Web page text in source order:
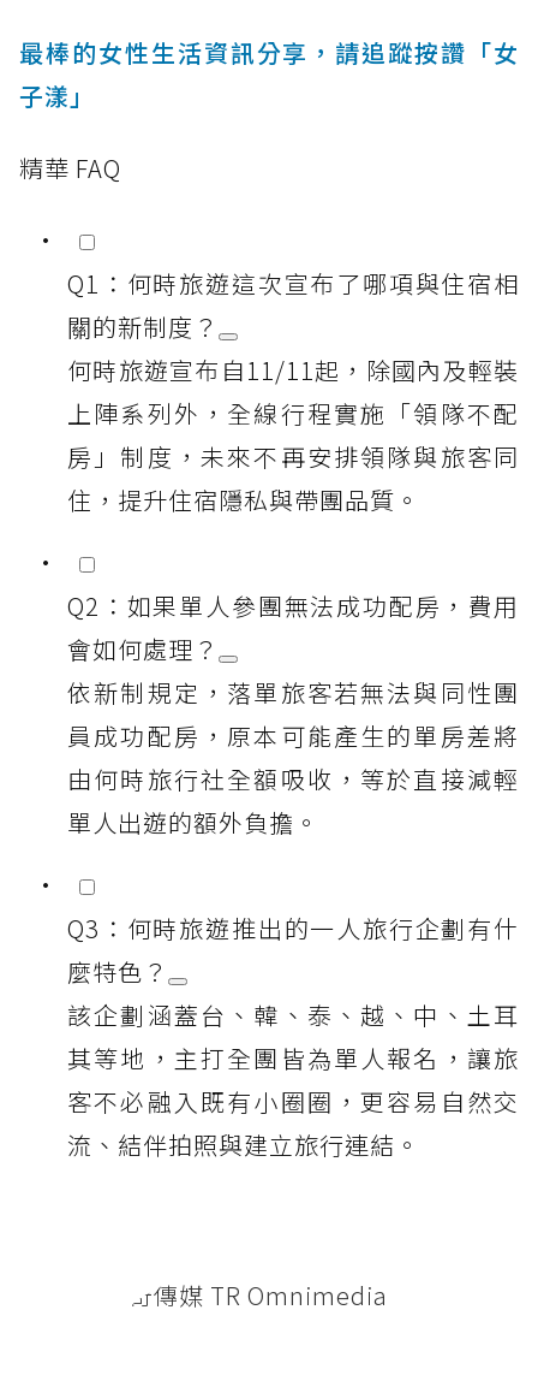
最棒的女性生活資訊分享，請追蹤按讚「女
子漾」
精華 FAQ
Q1：何時旅遊這次宣布了哪項與住宿相
關的新制度？
何時旅遊宣布自11/11起，除國內及輕裝
上陣系列外，全線行程實施「領隊不配
房」制度，未來不再安排領隊與旅客同
住，提升住宿隱私與帶團品質。
Q2：如果單人參團無法成功配房，費用
會如何處理？
依新制規定，落單旅客若無法與同性團
員成功配房，原本可能產生的單房差將
由何時旅行社全額吸收，等於直接減輕
單人出遊的額外負擔。
Q3：何時旅遊推出的一人旅行企劃有什
麼特色？
該企劃涵蓋台、韓、泰、越、中、土耳
其等地，主打全團皆為單人報名，讓旅
客不必融入既有小圈圈，更容易自然交
流、結伴拍照與建立旅行連結。